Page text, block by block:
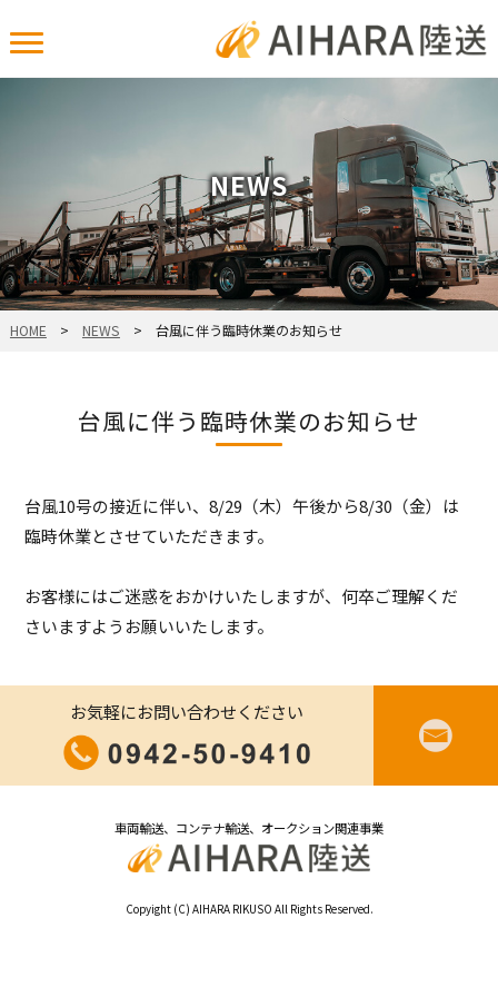
NEWS
HOME > NEWS > 台風に伴う臨時休業のお知らせ
台風に伴う臨時休業のお知らせ
台風10号の接近に伴い、8/29（木）午後から8/30（金）は
臨時休業とさせていただきます。
お客様にはご迷惑をおかけいたしますが、何卒ご理解くだ
さいますようお願いいたします。
お気軽にお問い合わせください
車両輸送、コンテナ輸送、オークション関連事業
Copyight (C) AIHARA RIKUSO All Rights Reserved.